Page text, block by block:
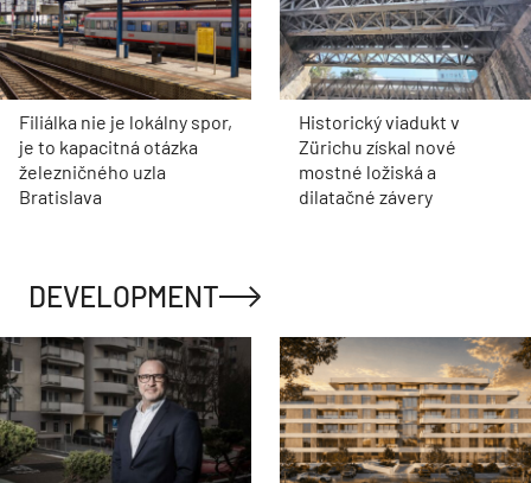
Filiálka nie je lokálny spor,
je to kapacitná otázka
železničného uzla
Bratislava
Historický viadukt v
Zürichu získal nové
mostné ložiská a
dilatačné závery
DEVELOPMENT